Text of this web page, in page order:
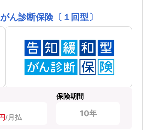
ん診断保険〔１回型〕
保険期間
10年